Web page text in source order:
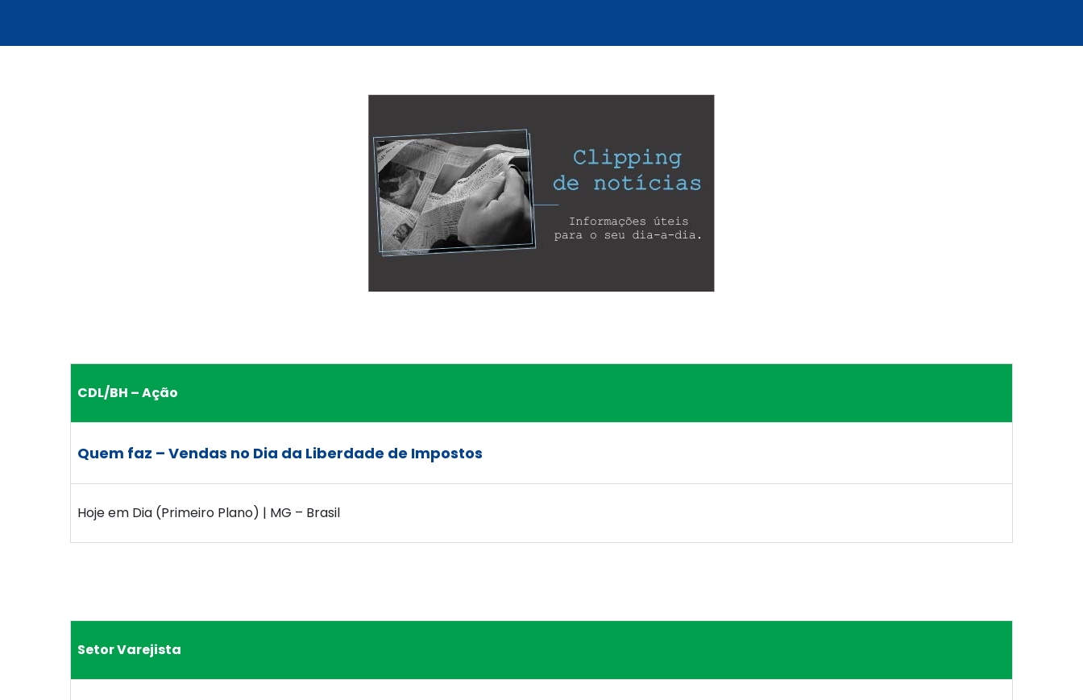
CDL/BH – Ação
Quem faz – Vendas no Dia da Liberdade de Impostos
Hoje em Dia (Primeiro Plano) | MG – Brasil
Setor Varejista